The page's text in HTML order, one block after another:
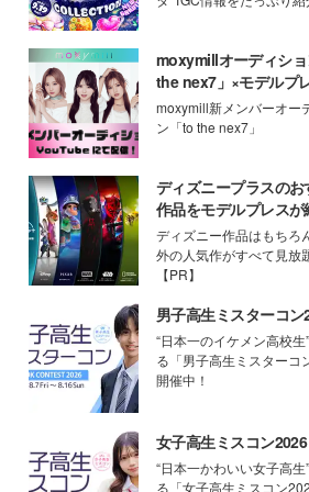
moxymillオーディシ
the nex7」×モデルプ
moxymill新メンバーオー
ン「to the nex7」
ディズニープラスのお
作品をモデルプレスが
ディズニー作品はもちろ
外の人気作がすべて見放
【PR】
男子高生ミスターコン
“日本一のイケメン高校生
る「男子高生ミスターコ
開催中！
女子高生ミスコン2026
“日本一かわいい女子高生
る「女子高生ミスコン